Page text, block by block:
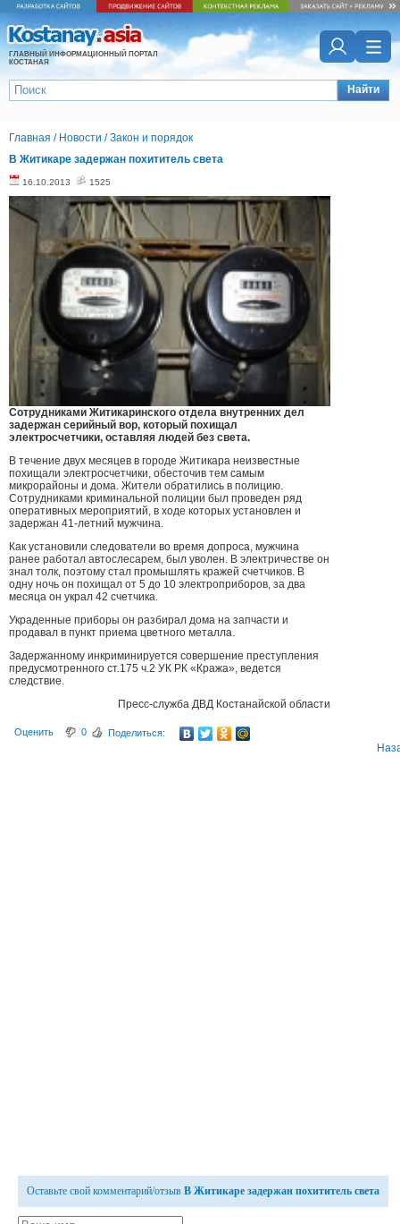
ГЛАВНЫЙ ИНФОРМАЦИОННЫЙ ПОРТАЛ
КОСТАНАЯ
Найти
Главная / Новости /Закон и порядок
В Житикаре задержан похититель света
16.10.2013 1525
Сотрудниками Житикаринского отдела внутренних дел
задержан серийный вор, который похищал
электросчетчики, оставляя людей без света.
В течение двух месяцев в городе Житикара неизвестные
похищали электросчетчики, обесточив тем самым
микрорайоны и дома. Жители обратились в полицию.
Сотрудниками криминальной полиции был проведен ряд
оперативных мероприятий, в ходе которых установлен и
задержан 41-летний мужчина.
Как установили следователи во время допроса, мужчина
ранее работал автослесарем, был уволен. В электричестве он
знал толк, поэтому стал промышлять кражей счетчиков. В
одну ночь он похищал от 5 до 10 электроприборов, за два
месяца он украл 42 счетчика.
Украденные приборы он разбирал дома на запчасти и
продавал в пункт приема цветного металла.
Задержанному инкриминируется совершение преступления
предусмотренного ст.175 ч.2 УК РК «Кража», ведется
следствие.
Пресс-служба ДВД Костанайской области
Оценить 0 Поделиться:
Оставьте свой комментарий/отзыв В Житикаре задержан похититель света